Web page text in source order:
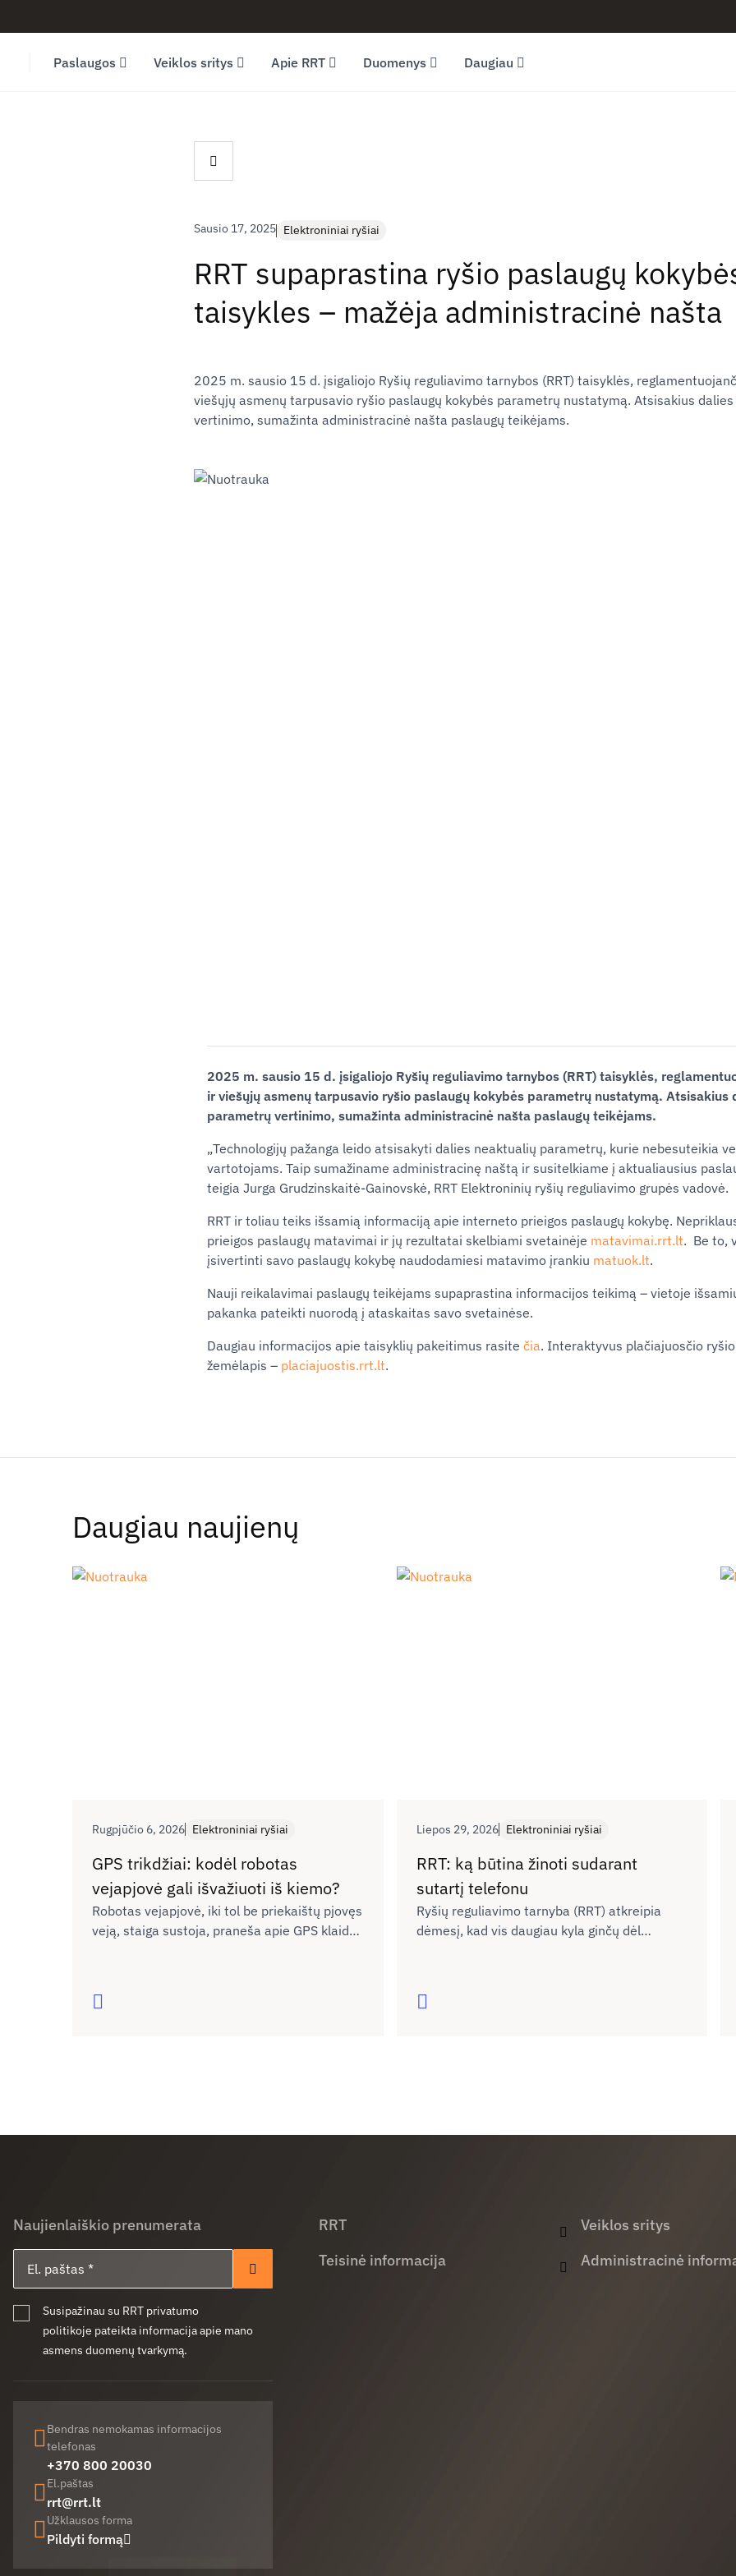
Paslaugos Veiklos sritys Apie RRT Duomenys Daugiau
Sausio 17, 2025 Elektroniniai ryšiai
RRT supaprastina ryšio paslaugų
taisykles – mažėja administracinė našta
2025 m. sausio 15 d. įsigaliojo Ryšių reguliavimo tarnybos (RRT) taisyklės,
viešųjų asmenų tarpusavio ryšio paslaugų kokybės parametrų nustatymą. Atsisakius
vertinimo, sumažinta administracinė našta paslaugų teikėjams.
2025 m. sausio 15 d. įsigaliojo Ryšių reguliavimo tarnybos (RRT) taisyklės,
ir viešųjų asmenų tarpusavio ryšio paslaugų kokybės parametrų nustatymą. Atsisakius
parametrų vertinimo, sumažinta administracinė našta paslaugų teikėjams.
„Technologijų pažanga leido atsisakyti dalies neaktualių parametrų, kurie nebesuteikia
vartotojams. Taip sumažiname administracinę naštą ir susitelkiame į aktualiausius
teigia Jurga Grudzinskaitė-Gainovskė, RRT Elektroninių ryšių reguliavimo grupės vadovė.
RRT ir toliau teiks išsamią informaciją apie interneto prieigos paslaugų kokybę.
prieigos paslaugų matavimai ir jų rezultatai skelbiami svetainėje matavimai.rrt.lt. Be to,
įsivertinti savo paslaugų kokybę naudodamiesi matavimo įrankiu matuok.lt.
Nauji reikalavimai paslaugų teikėjams supaprastina informacijos teikimą – vietoje
pakanka pateikti nuorodą į ataskaitas savo svetainėse.
Daugiau informacijos apie taisyklių pakeitimus rasite čia. Interaktyvus plačiajuosčio
žemėlapis – placiajuostis.rrt.lt.
Daugiau naujienų
Rugpjūčio 6, 2026 Elektroniniai ryšiai
GPS trikdžiai: kodėl robotas
vejapjovė gali išvažiuoti iš kiemo?
Robotas vejapjovė, iki tol be priekaištų pjovęs
veją, staiga sustoja, praneša apie GPS klaidą
sutrikusio GNSS palydovinės navigacijos
Skaityti
Liepos 29, 2026 Elektroniniai ryšiai
RRT: ką būtina žinoti sudarant
sutartį telefonu
Ryšių reguliavimo tarnyba (RRT) atkreipia
dėmesį, kad vis daugiau kyla ginčų dėl
visas esmines sutarties sąlygas, todėl vėliau
Skaityti
Naujienlaiškio prenumerata
Prenumeruoti
Susipažinau su RRT privatumo
politikoje pateikta informacija apie mano
asmens duomenų tvarkymą.
Bendras nemokamas informacijos
telefonas
+370 800 20030
El.paštas
rrt@rrt.lt
Užklausos forma
Pildyti formą
RRT
Teisinė informacija
Veiklos sritys
Administracinė